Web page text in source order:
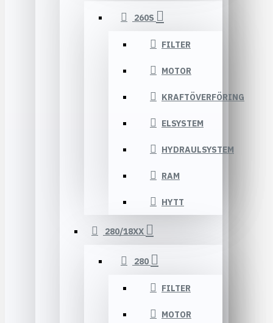
260S
FILTER
MOTOR
KRAFTÖVERFÖRING
ELSYSTEM
HYDRAULSYSTEM
RAM
HYTT
280/18XX
280
FILTER
MOTOR